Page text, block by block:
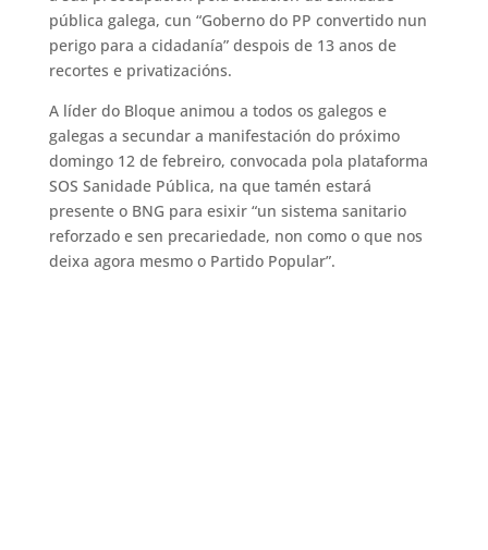
pública galega, cun “Goberno do PP convertido nun
perigo para a cidadanía” despois de 13 anos de
recortes e privatizacións.
A líder do Bloque animou a todos os galegos e
galegas a secundar a manifestación do próximo
domingo 12 de febreiro, convocada pola plataforma
SOS Sanidade Pública, na que tamén estará
presente o BNG para esixir “un sistema sanitario
reforzado e sen precariedade, non como o que nos
deixa agora mesmo o Partido Popular”.